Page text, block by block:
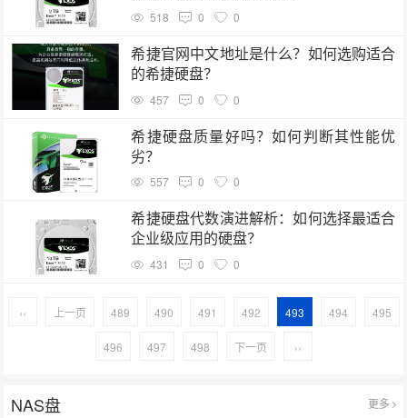
518 0 0
希捷官网中文地址是什么？如何选购适合
的希捷硬盘？
457 0 0
希捷硬盘质量好吗？如何判断其性能优
劣？
557 0 0
希捷硬盘代数演进解析：如何选择最适合
企业级应用的硬盘？
431 0 0
‹‹ 上一页 489 490 491 492 493 494 495
496 497 498 下一页 ››
NAS盘 更多